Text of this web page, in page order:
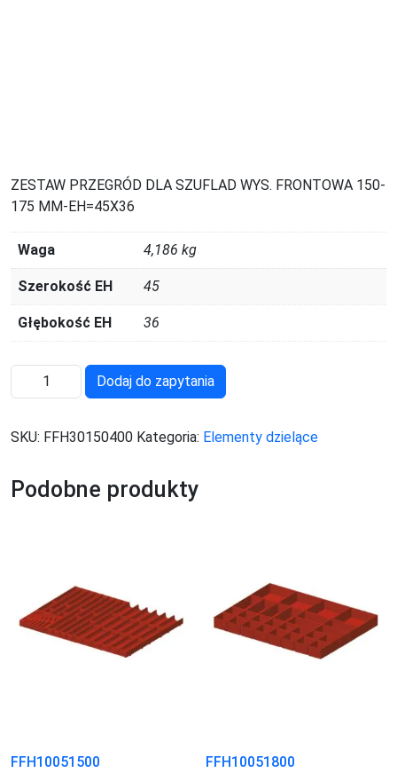
ZESTAW PRZEGRÓD DLA SZUFLAD WYS. FRONTOWA 150-
175 MM-EH=45X36
Waga 4,186 kg
Szerokość EH 45
Głębokość EH 36
FFH30150400
Dodaj do zapytania
SKU: FFH30150400 Kategoria: Elementy dzielące
Podobne produkty
FFH10051500 FFH10051800